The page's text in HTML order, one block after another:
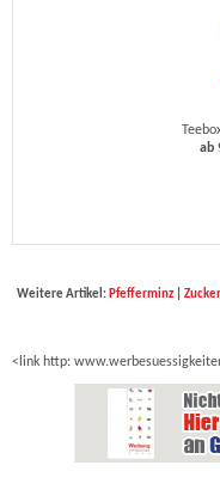
ab
Weitere Artikel: Pfefferminz|
<link http: